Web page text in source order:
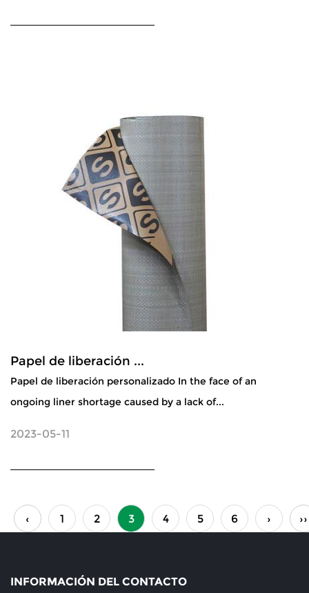
Papel de liberación ...
Papel de liberación personalizado In the face of an
ongoing liner shortage caused by a lack of...
2023-05-11
‹ 1 2 3 4 5 6 › ››
INFORMACIÓN DEL CONTACTO